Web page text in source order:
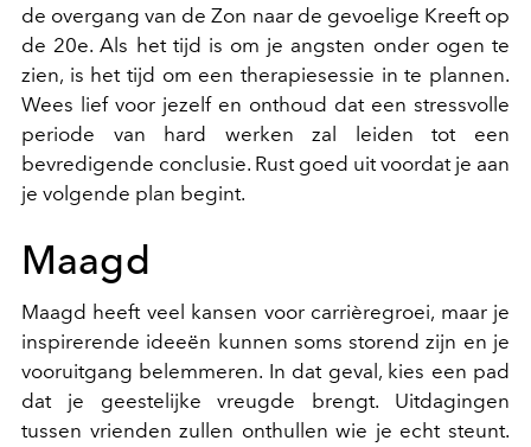
de overgang van de Zon naar de gevoelige Kreeft op
de 20e. Als het tijd is om je angsten onder ogen te
zien, is het tijd om een therapiesessie in te plannen.
Wees lief voor jezelf en onthoud dat een stressvolle
periode van hard werken zal leiden tot een
bevredigende conclusie. Rust goed uit voordat je aan
je volgende plan begint.
Maagd
Maagd heeft veel kansen voor carrièregroei, maar je
inspirerende ideeën kunnen soms storend zijn en je
vooruitgang belemmeren. In dat geval, kies een pad
dat je geestelijke vreugde brengt. Uitdagingen
tussen vrienden zullen onthullen wie je echt steunt.